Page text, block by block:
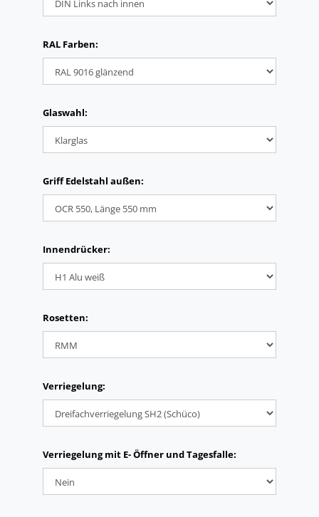
RAL Farben:
Glaswahl:
Griff Edelstahl außen:
Innendrücker:
Rosetten:
Verriegelung:
Verriegelung mit E- Öffner und Tagesfalle: